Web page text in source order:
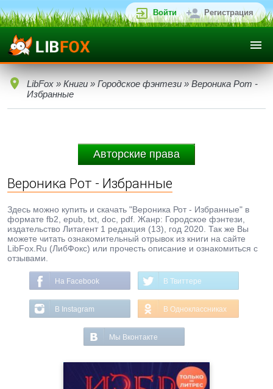
Войти Регистрация
LibFox » Книги » Городское фэнтези » Вероника Рот -
Избранные
Авторские права
Вероника Рот - Избранные
Здесь можно купить и скачать "Вероника Рот - Избранные" в
формате fb2, epub, txt, doc, pdf. Жанр: Городское фэнтези,
издательство Литагент 1 редакция (13), год 2020. Так же Вы
можете читать ознакомительный отрывок из книги на сайте
LibFox.Ru (ЛибФокс) или прочесть описание и ознакомиться с
отзывами.
На Facebook В Твиттере
В Instagram В Одноклассниках
Мы Вконтакте